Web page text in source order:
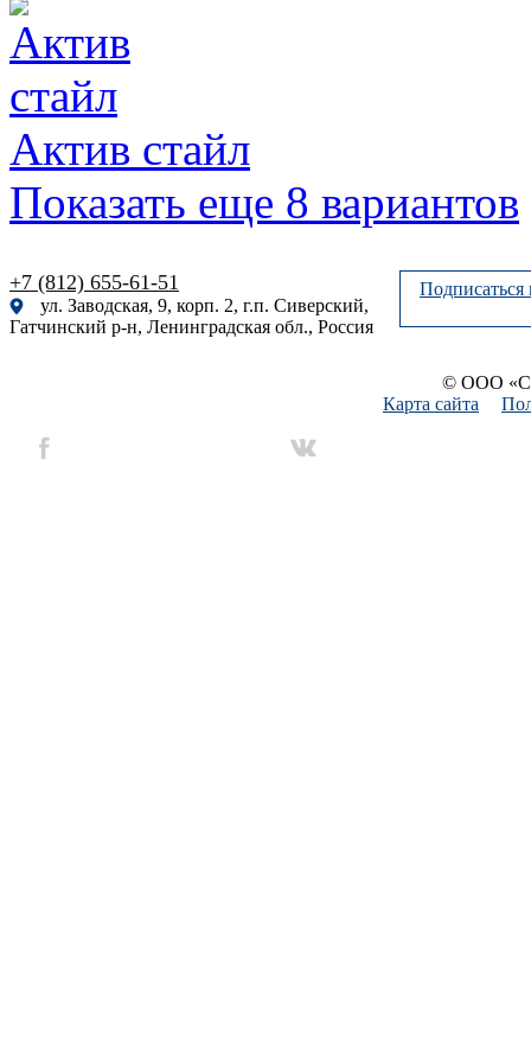
Актив стайл
Показать еще 8 вариантов
+7 (812) 655-61-51
ул. Заводская, 9, корп. 2, г.п. Сиверский,
Гатчинский р-н, Ленинградская обл., Россия
Подписаться
© ООО
Карта сайта